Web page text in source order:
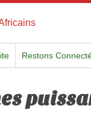
Restons